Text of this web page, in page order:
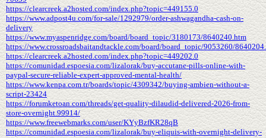
https://clearcreek.a2hosted.com/index.php?topic=449155.0
https://www.adpost4u.com/for-sale/1292979/order-ashwagandha-cash-on-
delivery
https://www.myaspenridge.com/board/board_topic/3180173/8640240.htm
https://www.crossroadsbaitandtackle.com/board/board_topic/9053260/
https://clearcreek.a2hosted.com/index.php?topic=449202.0
https://comunidad.espoesia.com/lizalorak/buy-accutane-pills-online-with-
paypal-secure-reliable-expert-approved-mental-health/
https://www.kenpa.com.tr/boards/topic/4309342/buying-ambien-without-a-
script-23424
https://forumketoan.com/threads/get-quality-dilaudid-delivered-2026-from-
store-overnight.99914/
https://www.freewebmarks.com/user/KYyBzfKR28qB
https://comunidad.espoesia.com/lizalorak/buy-eliquis-with-overnight-delivery-